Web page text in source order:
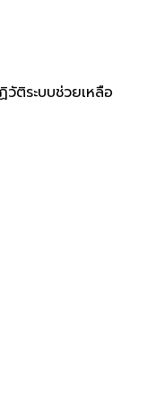
ติระบบช่วยเหลือ